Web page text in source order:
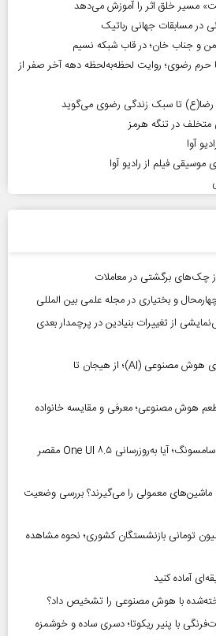
مسیر خلق اثر را آموزش می‌دهد
در مسابقات جهانی رباتیک
و جناب‌ خان؛ در قاب شبکه نسیم
تا حرم رضوی؛ روایت لحظه‌به‌لحظه دهه آخر صفر از
رضا(ع) تا سبک زندگی رضوی می‌گوید
در تنگه هرمز
آوا
موسیقی فیلم از رادیو آوا
چک‌های برگشتی در معاملات
و بختیاری در مجله علمی بین المللی
پیش‌نمایشی از تغییرات بنیادین در پرچمدار بعدی
رشد خیره‌کننده بازار توکن‌های هوش مصنوعی (AI)؛ از هیجان تا
هوش مصنوعی؛ معرفی و مقایسه خانواده
بحران باتری در گوشی‌های سامسونگ؛ آیا به‌روزرسانی One UI ۸.۵ مقصر
ماشین‌های معمولی را می‌گیرند؟ بررسی وضعیت
وام ضروری ۷۵ میلیون تومانی بازنشستگان کشوری؛ نحوه مشاهده
با هوش مصنوعی را تشخیص داد؟
با پنیر ریکوتا؛ دسری ساده و خوشمزه